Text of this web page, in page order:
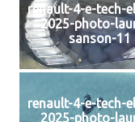
renault-4-e-tech-
2025-photo-
sanson-11
renault-4-e-tech-
2025-photo-